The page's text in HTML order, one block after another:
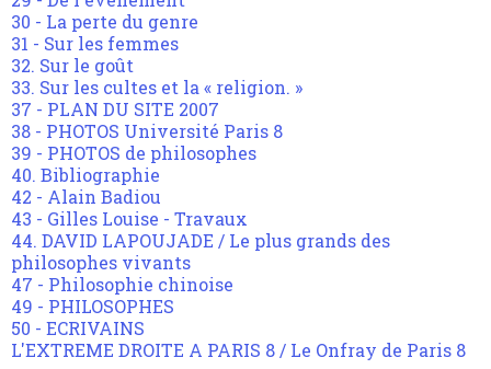
30 - La perte du genre
31 - Sur les femmes
32. Sur le goût
33. Sur les cultes et la « religion. »
37 - PLAN DU SITE 2007
38 - PHOTOS Université Paris 8
39 - PHOTOS de philosophes
40. Bibliographie
42 - Alain Badiou
43 - Gilles Louise - Travaux
44. DAVID LAPOUJADE / Le plus grands des
philosophes vivants
47 - Philosophie chinoise
49 - PHILOSOPHES
50 - ECRIVAINS
L'EXTREME DROITE A PARIS 8 / Le Onfray de Paris 8